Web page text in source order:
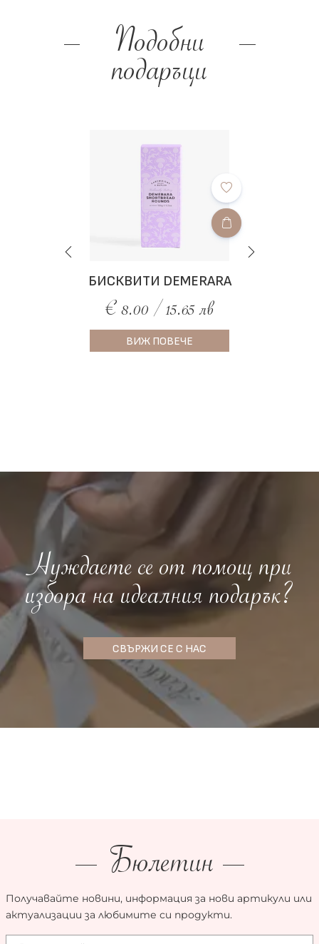
Подобни
подаръци
БИСКВИТИ DEMERARA
€ 8.00 / 15.65 лв
ВИЖ ПОВЕЧЕ
Нуждаете се от помощ при
избора на идеалния подарък?
СВЪРЖИ СЕ С НАС
Бюлетин
Получавайте новини, информация за нови артикули или
актуализации за любимите си продукти.